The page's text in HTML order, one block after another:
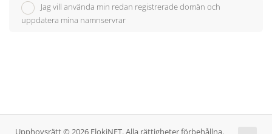
Jag vill använda min redan registrerade domän och
uppdatera mina namnservrar
Upphovsrätt © 2026 FlokiNET. Alla rättigheter förbehållna.